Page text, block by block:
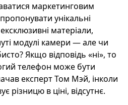
маркетинговим
унікальні
матеріали,
модулі камери — але чи
Якщо відповідь «ні», то
телефон може бути
експерт Том Мэй, інколи
різницю в ціні, відсутнє.